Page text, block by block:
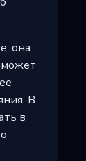
она
может
В
в